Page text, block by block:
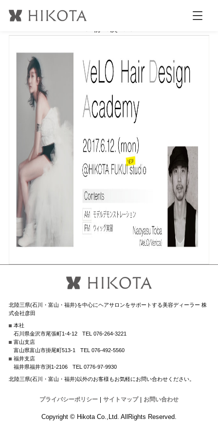
公開日時:
2017.4.1 980 × 480 VeLO Hair Design Academy
北陸三県(石川・富山・福井)を中心にヘアサロンをサポートする美容ディーラー 株
式会社彦田
本社
石川県金沢市尾張町1-4-12
TEL 076-264-3221
富山支店
富山県富山市掛尾町513-1
TEL 076-492-5560
福井支店
福井県福井市渕1-2106
TEL 0776-97-9930
北陸三県(石川・富山・福井)以外のお客様もお気軽にお問い合わせください。
プライバシーポリシー サイトマップ お問い合わせ
Copyright © Hikota Co.,Ltd. AllRights Reserved.